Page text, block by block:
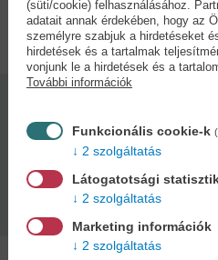
Adatok
keménytábla
Kiadás dátuma:
2026
(süti/cookie) felhasználásához.
adatait annak érdekében, hogy az
személyre szabjuk a hirdetéseket
hirdetések és a tartalmak
vonjunk le a hirdetések és a
További információk
Funkcionális cookie-k
2 szolgáltatás
Látogatotsági
2 szolgáltatás
Marketing információk
2 szolgáltatás